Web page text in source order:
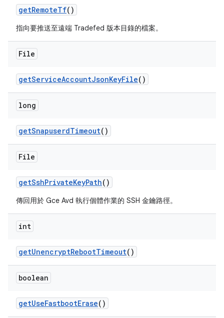
getRemoteTf()
指向要推送至遠端 Tradefed 版本目錄的檔案。
File
getServiceAccountJsonKeyFile()
long
getSnapuserdTimeout()
File
getSshPrivateKeyPath()
傳回用於 Gce Avd 執行個體作業的 SSH 金鑰路徑。
int
getUnencryptRebootTimeout()
boolean
getUseFastbootErase()